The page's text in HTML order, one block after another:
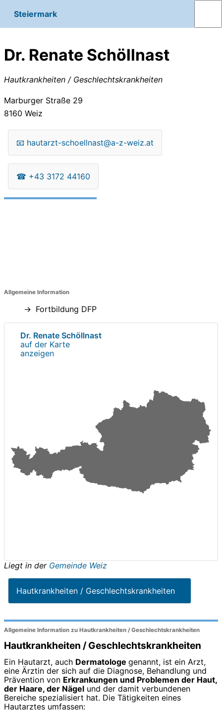
Steiermark
Dr. Renate Schöllnast
Hautkrankheiten / Geschlechtskrankheiten
Marburger Straße 29
8160 Weiz
📧 hautarzt-schoellnast@a-z-weiz.at
☎ +43 3172 44160
Allgemeine Information
Fortbildung DFP
Dr. Renate Schöllnast
auf der Karte
anzeigen
Liegt in der Gemeinde Weiz
Hautkrankheiten / Geschlechtskrankheiten
Allgemeine Information zu Hautkrankheiten / Geschlechtskrankheiten
Hautkrankheiten / Geschlechtskrankheiten
Ein Hautarzt, auch Dermatologe genannt, ist ein Arzt,
eine Ärztin der sich auf die Diagnose, Behandlung und
Prävention von Erkrankungen und Problemen der Haut,
der Haare, der Nägel und der damit verbundenen
Bereiche spezialisiert hat. Die Tätigkeiten eines
Hautarztes umfassen: